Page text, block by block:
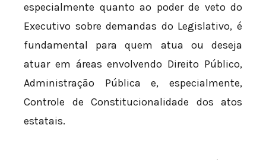
especialmente quanto ao poder de veto do
Executivo sobre demandas do Legislativo, é
fundamental para quem atua ou deseja
atuar em áreas envolvendo Direito Público,
Administração Pública e, especialmente,
Controle de Constitucionalidade dos atos
estatais.